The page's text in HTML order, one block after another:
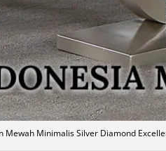
Mewah Minimalis Silver Diamond